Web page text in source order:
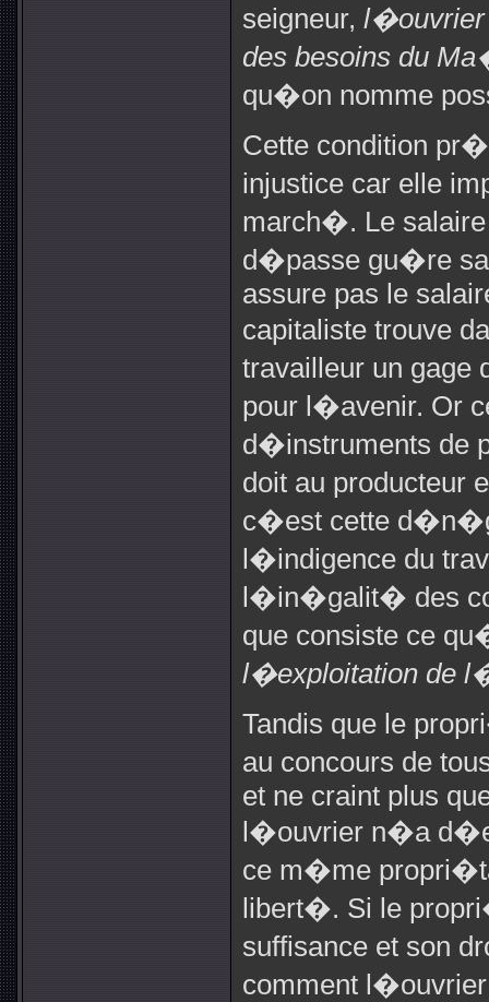
seigneur, l�ouvrier
des besoins du
qu�on nomme
Cette condition
injustice car elle
march�. Le
d�passe gu�re sa
assure pas le
capitaliste trouve
travailleur un
pour l�avenir. Or
d�instruments de
doit au producteur
c�est cette
l�indigence du
l�in�galit� des
que consiste ce
l�exploitation de
Tandis que le
au concours de
et ne craint plus
l�ouvrier n�a
ce m�me
libert�. Si le
suffisance et son
comment